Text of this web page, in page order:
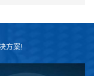
方案!